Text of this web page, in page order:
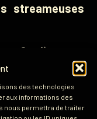
des technologies
aux informations des
nous permettra de traiter
streameuses
Goelise ou
streameuse
dans les
Croissant ou